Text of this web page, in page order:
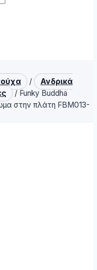
/
Ανδρικά
/ Funky Buddha
στην πλάτη FBM013-